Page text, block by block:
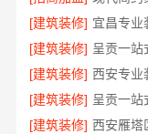
[建筑装修]
[建筑装修]
[建筑装修]
[建筑装修]
[建筑装修]